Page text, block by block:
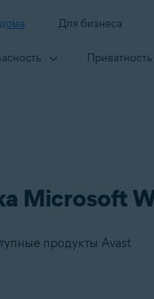
Для бизнеса
Приватность
Microsoft
продукты Avast